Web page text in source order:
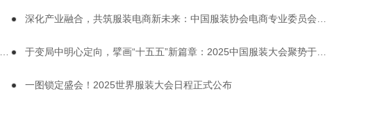
深化产业融合，共筑服装电商新未来：中国服装协会电商专业委员会于都沙龙活动圆满举办
于变局中明心定向，擘画“十五五”新篇章：2025中国服装大会聚势于都谋未来
一图锁定盛会！2025世界服装大会日程正式公布